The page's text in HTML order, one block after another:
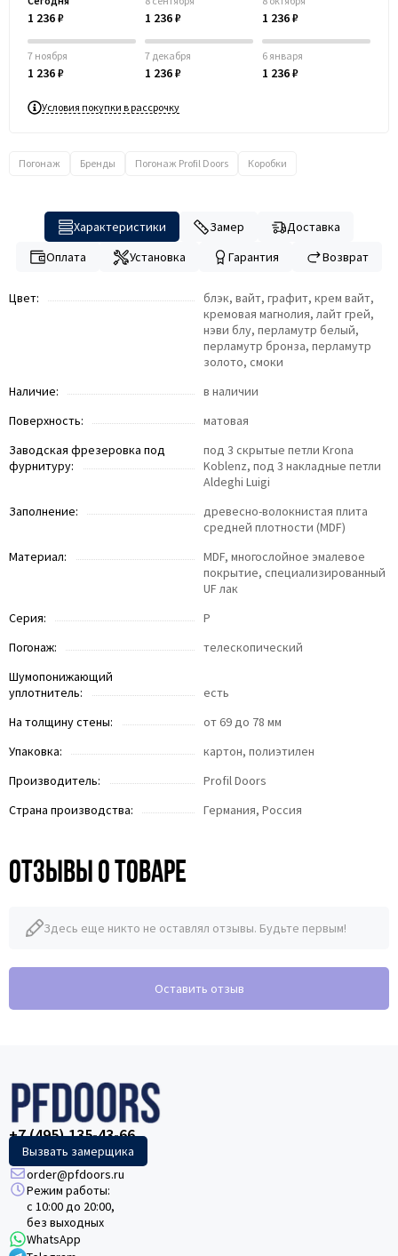
1 236 ₽ 1 236 ₽ 1 236 ₽
7 ноября
1 236 ₽
7 декабря
1 236 ₽
6 января
1 236 ₽
Условия покупки в рассрочку
Погонаж Бренды Погонаж Profil Doors Коробки
Характеристики Замер
Доставка
Оплата
Установка Гарантия Возврат
Цвет:
блэк, вайт, графит, крем вайт,
кремовая магнолия, лайт грей,
нэви блу, перламутр белый,
перламутр бронза, перламутр
золото, смоки
Наличие:
в наличии
Поверхность:
матовая
Заводская фрезеровка под
фурнитуру:
под 3 скрытые петли Krona
Koblenz, под 3 накладные петли
Aldeghi Luigi
Заполнение:
древесно-волокнистая плита
средней плотности (MDF)
Материал:
MDF, многослойное эмалевое
покрытие, специализированный
UF лак
Серия:
P
Погонаж:
телескопический
Шумопонижающий
уплотнитель:
есть
На толщину стены:
от 69 до 78 мм
Упаковка:
картон, полиэтилен
Производитель:
Profil Doors
Страна производства:
Германия, Россия
Отзывы о товаре
Здесь еще никто не оставлял отзывы. Будьте первым!
Оставить отзыв
+7 (495) 135-43-66
Вызвать замерщика
order@pfdoors.ru
Режим работы:
с 10:00 до 20:00,
без выходных
WhatsApp